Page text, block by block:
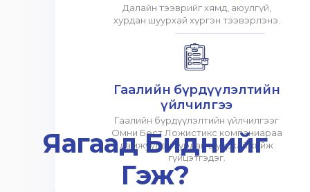
Далайн тээврийг хямд, аюулгүй,
хурдан шуурхай хүргэн тээвэрлэнэ.
Гаалийн бүрдүүлэлтийн
үйлчилгээ
Гаалийн бүрдүүлэлтийн үйлчилгээг
Омни Бест Ложистикс компаниараа
дамжуулан хурдан шуурхай хийж
гүйцэтгэдэг.
Яагаад Биднийг
Гэж?